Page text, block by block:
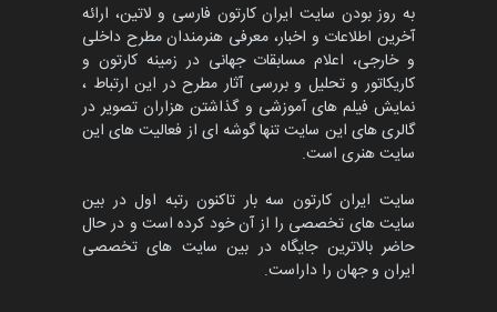
به روز بودن سایت ایران کارتون فارسی و لاتین، ارائه
آخرین اطلاعات و اخبار، معرفی هنرمندان مطرح داخلی
و خارجی، اعلام مسابقات جهانی در زمینه کارتون و
کاریکاتور و تحلیل و بررسی آثار مطرح در این ارتباط ،
نمایش فیلم های آموزشی و گذاشتن هزاران تصویر در
گالری های این سایت تنها گوشه ای از فعالیت های این
سایت هنری است.
سایت ایران کارتون سه بار تاکنون رتبه اول در بین
سایت های تخصصی را از آن خود کرده است و در حال
حاضر بالاترین جایگاه در بین سایت های تخصصی
ایران و جهان را داراست.